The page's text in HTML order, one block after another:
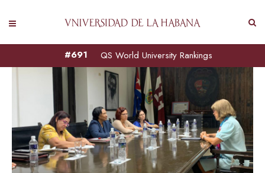
QS World University Rankings
#691